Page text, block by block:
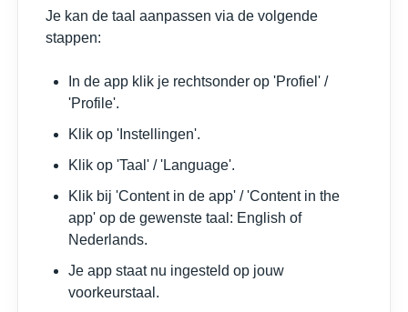
Je kan de taal aanpassen via de volgende
stappen:
In de app klik je rechtsonder op 'Profiel' /
'Profile'.
Klik op 'Instellingen'.
Klik op 'Taal' / 'Language'.
Klik bij 'Content in de app' / 'Content in the
app' op de gewenste taal: English of
Nederlands.
Je app staat nu ingesteld op jouw
voorkeurstaal.